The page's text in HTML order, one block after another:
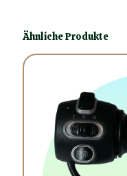
Ähnliche Produkte